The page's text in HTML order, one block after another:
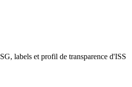
labels et profil de transparence d'ISS